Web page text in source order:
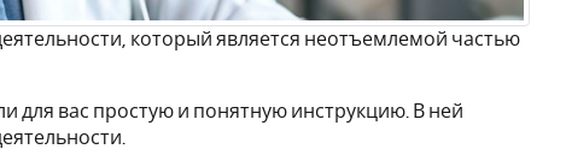
который является неотъемлемой частью
для вас простую и понятную инструкцию. В ней